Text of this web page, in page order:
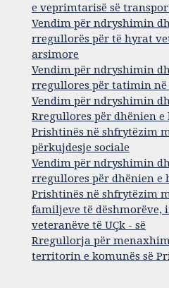
e veprimtarisë së
Vendim për ndryshimin
rregullorës për të hyrat
arsimore
Vendim për ndryshimin
rregullores për tatimin
Vendim për ndryshimin
Rregullores për dhënien e
Prishtinës në shfrytëzim
përkujdesje sociale
Vendim për ndryshimin
rregullores për dhënien e
Prishtinës në shfrytëzim
familjeve të dëshmorëve,
veteranëve të UÇk - së
Rregullorja për
territorin e komunës së